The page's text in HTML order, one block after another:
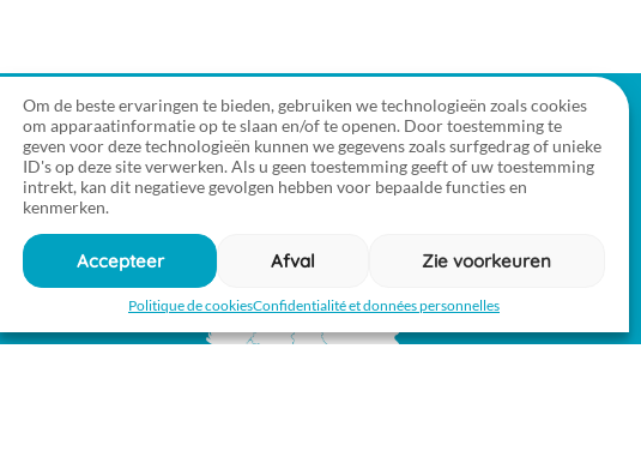
Om de beste ervaringen te bieden, gebruiken we technologieën zoals cookies
om apparaatinformatie op te slaan en/of te openen. Door toestemming te
geven voor deze technologieën kunnen we gegevens zoals surfgedrag of unieke
ID's op deze site verwerken. Als u geen toestemming geeft of uw toestemming
intrekt, kan dit negatieve gevolgen hebben voor bepaalde functies en
kenmerken.
Accepteer Afval Zie voorkeuren
Politique de cookiesConfidentialité et données personnelles